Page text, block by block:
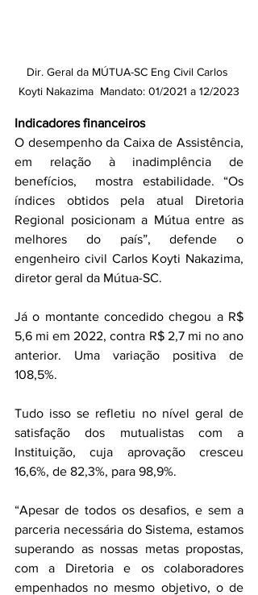
Dir. Geral da MÚTUA-SC Eng Civil Carlos
Koyti Nakazima  Mandato: 01/2021 a 12/2023
Indicadores financeiros
O desempenho da Caixa de Assistência,
em relação à inadimplência de
benefícios,  mostra estabilidade. “Os
índices obtidos pela atual Diretoria
Regional posicionam a Mútua entre as
melhores do país”, defende o
engenheiro civil Carlos Koyti Nakazima,
diretor geral da Mútua-SC.
Já o montante concedido chegou a R$
5,6 mi em 2022, contra R$ 2,7 mi no ano
anterior. Uma variação positiva de
108,5%.
Tudo isso se refletiu no nível geral de
satisfação dos mutualistas com a
Instituição, cuja aprovação cresceu
16,6%, de 82,3%, para 98,9%.
“Apesar de todos os desafios, e sem a
parceria necessária do Sistema, estamos
superando as nossas metas propostas,
com a Diretoria e os colaboradores
empenhados no mesmo objetivo, o de